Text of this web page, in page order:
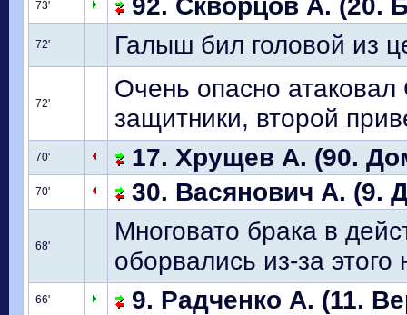
73'
72' Галыш бил головой из
72'
Очень опасно
защитники, второй
70' 17. Хрущев А. (90.
70' 30. Васянович А. (9.
68'
Многовато брака в
оборвались из-за
66' 9. Радченко А. (11.